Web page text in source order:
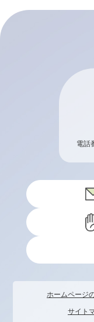
電話
ホームページ
サイト